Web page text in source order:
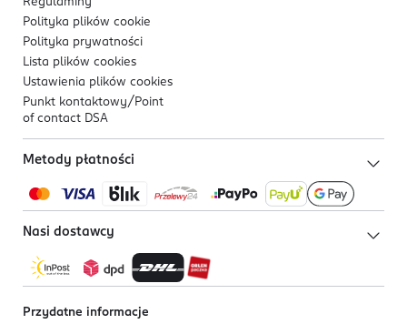
Polityka plików cookie
Polityka prywatności
Lista plików cookies
Ustawienia plików cookies
Punkt kontaktowy/ Point
of contact DSA
Metody płatności
Nasi dostawcy
Przydatne informacje